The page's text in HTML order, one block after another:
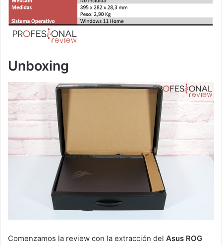
Unboxing
Comenzamos la review con la extracción del Asus ROG